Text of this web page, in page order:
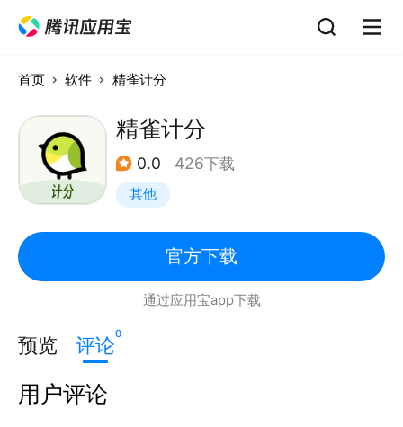
首页 软件 精雀计分
精雀计分
0.0 426下载
其他
官方下载
通过应用宝app下载
预览 评论0
用户评论